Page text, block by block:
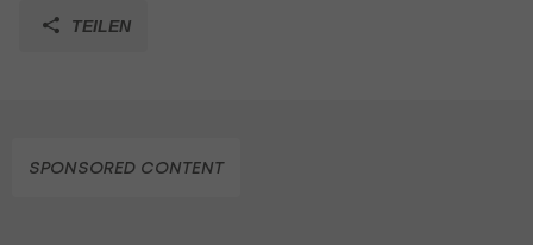
TEILEN
SPONSORED CONTENT